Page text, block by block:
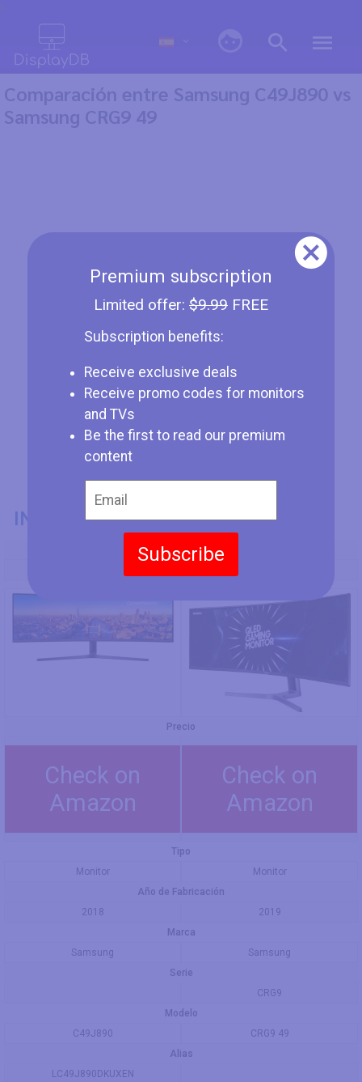
Premium subscription
Limited offer: $9.99FREE
Subscription benefits:
Receive exclusive deals
Receive promo codes for monitors
and TVs
Be the first to read our premium
content
Subscribe
Comparación entre Samsung C49J890 vs
Samsung CRG9 49
INFORMACIÓN GENERAL
Modelo
Precio
Check on
Amazon
Check on
Amazon
Tipo
Monitor
Monitor
Año de Fabricación
2018
2019
Marca
Samsung
Samsung
Serie
CRG9
Modelo
C49J890
CRG9 49
Alias
LC49J890DKUXEN